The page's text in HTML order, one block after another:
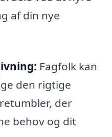
af din nye
Fagfolk kan
den rigtige
der
behov og dit